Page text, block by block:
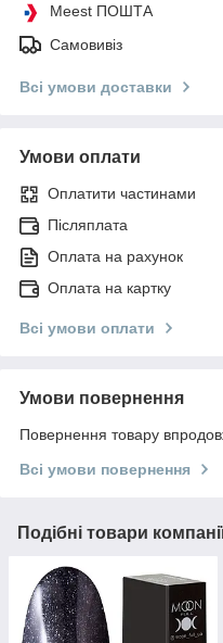
Meest ПОШТА
Самовивіз
Всі умови доставки
Умови оплати
Оплатити частинами
Післяплата
Оплата на рахунок
Оплата на картку
Всі умови оплати
Умови повернення
Повернення товару
Всі умови повернення
Подібні товари